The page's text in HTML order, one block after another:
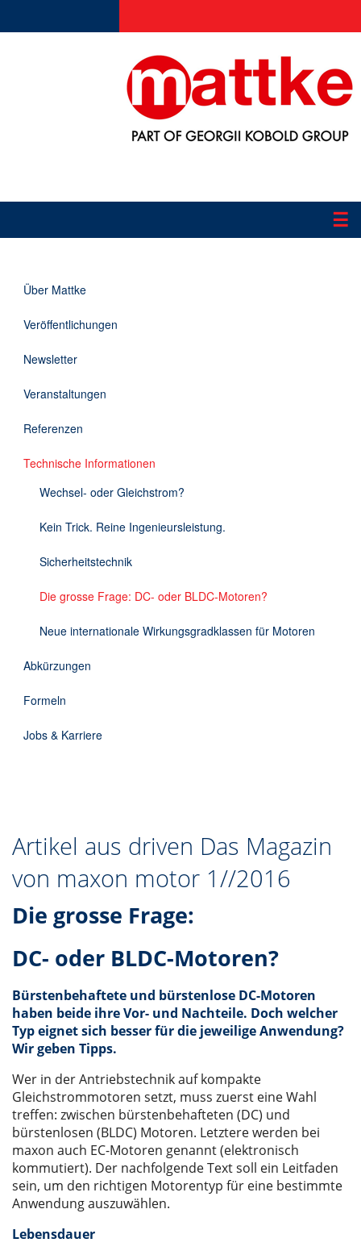
☰
Applikationen
Informationen
Downloads
Kontakt
Über Mattke
Veröffentlichungen
Newsletter
Veranstaltungen
Referenzen
Technische Informationen
Wechsel- oder Gleichstrom?
Kein Trick. Reine Ingenieursleistung.
Sicherheitstechnik
Die grosse Frage: DC- oder BLDC-Motoren?
Neue internationale Wirkungsgradklassen für Motoren
Abkürzungen
Formeln
Jobs & Karriere
Artikel aus driven Das Magazin
von maxon motor 1//2016
Die grosse Frage:
DC- oder BLDC-Motoren?
Bürstenbehaftete und bürstenlose DC-Motoren
haben beide ihre Vor- und Nachteile. Doch welcher
Typ eignet sich besser für die jeweilige Anwendung?
Wir geben Tipps.
Wer in der Antriebstechnik auf kompakte
Gleichstrommotoren setzt, muss zuerst eine Wahl
treffen: zwischen bürstenbehafteten (DC) und
bürstenlosen (BLDC) Motoren. Letztere werden bei
maxon auch EC-Motoren genannt (elektronisch
kommutiert). Der nachfolgende Text soll ein Leitfaden
sein, um den richtigen Motorentyp für eine bestimmte
Anwendung auszuwählen.
Lebensdauer